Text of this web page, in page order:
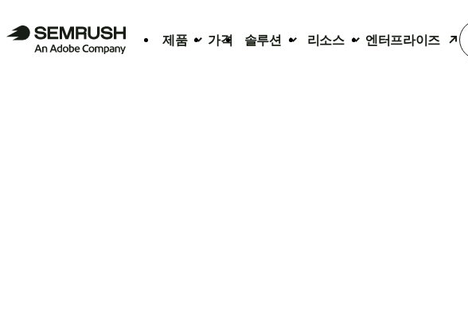
제품 가격 솔루션 리소스 엔터프라이즈